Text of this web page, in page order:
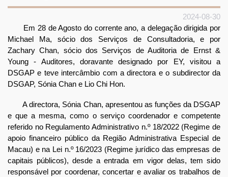
2024-08-30
Em 28 de Agosto do corrente ano, a delegação dirigida por
Michael Ma, sócio dos Serviços de Consultadoria, e por
Zachary Chan, sócio dos Serviços de Auditoria de Ernst &
Young - Auditores, doravante designado por EY, visitou a
DSGAP e teve intercâmbio com a directora e o subdirector da
DSGAP, Sónia Chan e Lio Chi Hon.
A directora, Sónia Chan, apresentou as funções da DSGAP
e que a mesma, como o serviço coordenador e competente
referido no Regulamento Administrativo n.º 18/2022 (Regime de
apoio financeiro público da Região Administrativa Especial de
Macau) e na Lei n.º 16/2023 (Regime jurídico das empresas de
capitais públicos), desde a entrada em vigor delas, tem sido
responsável por coordenar, concertar e avaliar os trabalhos de